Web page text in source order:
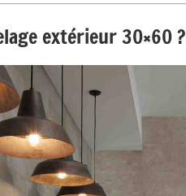
extérieur 30×60 ?